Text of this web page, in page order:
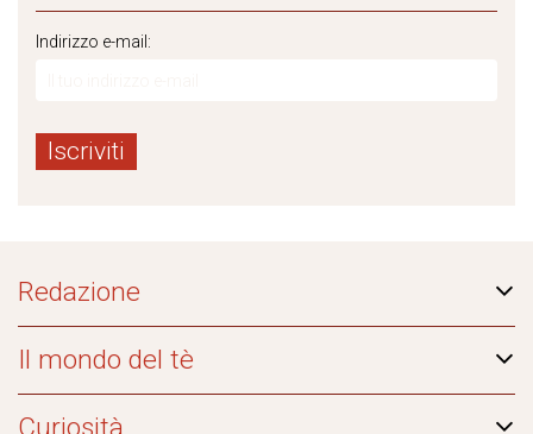
Indirizzo e-mail:
Redazione
Il mondo del tè
Curiosità